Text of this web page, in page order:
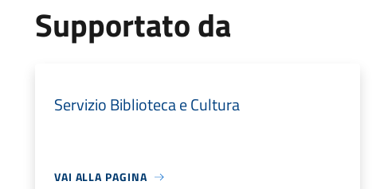
Supportato da
Servizio Biblioteca e Cultura
VAI ALLA PAGINA